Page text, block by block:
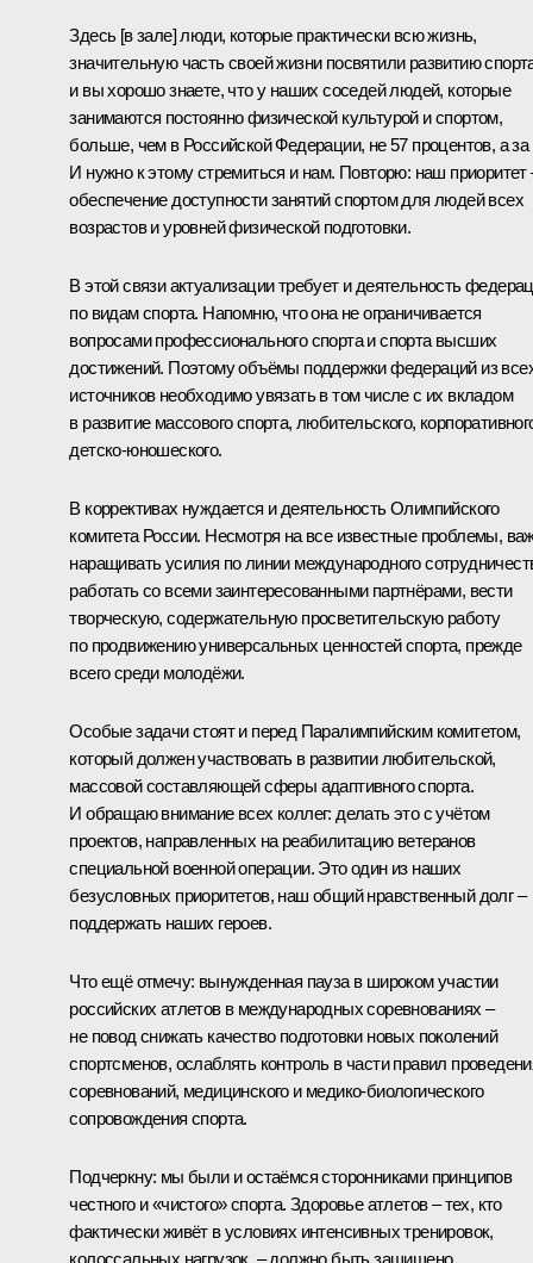
Здесь [в зале] люди, которые практически всю жизнь,
значительную часть своей жизни посвятили развитию
и вы хорошо знаете, что у наших соседей людей, которые
занимаются постоянно физической культурой и спортом,
больше, чем в Российской Федерации, не 57 процентов, а за
И нужно к этому стремиться и нам. Повторю: наш приоритет
обеспечение доступности занятий спортом для людей всех
возрастов и уровней физической подготовки.
В этой связи актуализации требует и деятельность
по видам спорта. Напомню, что она не ограничивается
вопросами профессионального спорта и спорта высших
достижений. Поэтому объёмы поддержки федераций из
источников необходимо увязать в том числе с их вкладом
в развитие массового спорта, любительского,
детско-юношеского.
В коррективах нуждается и деятельность Олимпийского
комитета России. Несмотря на все известные проблемы,
наращивать усилия по линии международного
работать со всеми заинтересованными партнёрами, вести
творческую, содержательную просветительскую работу
по продвижению универсальных ценностей спорта, прежде
всего среди молодёжи.
Особые задачи стоят и перед Паралимпийским комитетом,
который должен участвовать в развитии любительской,
массовой составляющей сферы адаптивного спорта.
И обращаю внимание всех коллег: делать это с учётом
проектов, направленных на реабилитацию ветеранов
специальной военной операции. Это один из наших
безусловных приоритетов, наш общий нравственный долг –
поддержать наших героев.
Что ещё отмечу: вынужденная пауза в широком участии
российских атлетов в международных соревнованиях –
не повод снижать качество подготовки новых поколений
спортсменов, ослаблять контроль в части правил
соревнований, медицинского и медико-биологического
сопровождения спорта.
Подчеркну: мы были и остаёмся сторонниками принципов
честного и «чистого» спорта. Здоровье атлетов – тех, кто
фактически живёт в условиях интенсивных тренировок,
колоссальных нагрузок, – должно быть защищено.